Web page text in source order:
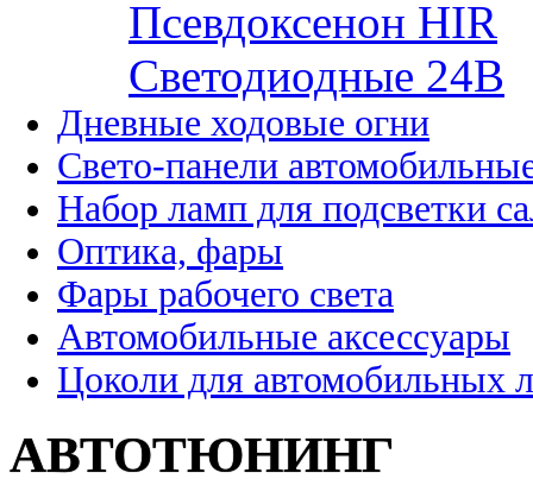
Псевдоксенон HIR
Cветодиодные 24B
Дневные ходовые огни
Свето-панели
Набор ламп для подсветки
Оптика, фары
Фары рабочего света
Автомобильные аксессуары
Цоколи для автомобильных
АВТОТЮНИНГ